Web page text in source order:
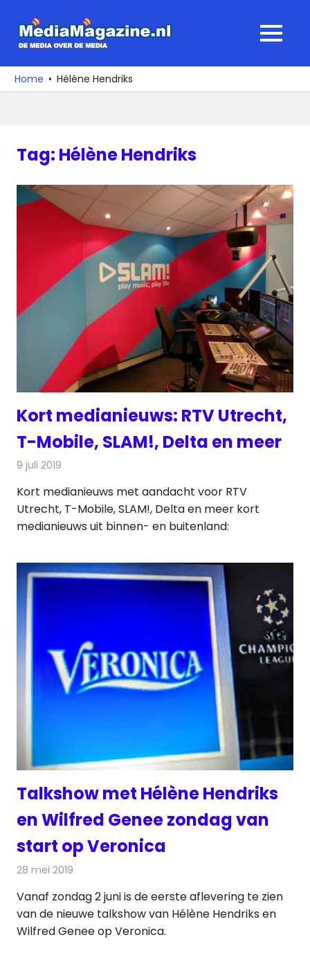
naar
media
over
MENU
Home Hélène Hendriks
Tag: Hélène Hendriks
Kort medianieuws: RTV Utrecht,
T-Mobile, SLAM!, Delta en meer
9 juli 2019
Kort medianieuws met aandacht voor RTV
Utrecht, T-Mobile, SLAM!, Delta en meer kort
medianieuws uit binnen- en buitenland:
Talkshow met Hélène Hendriks
en Wilfred Genee zondag van
start op Veronica
28 mei 2019
Vanaf zondag 2 juni is de eerste aflevering te zien
van de nieuwe talkshow van Hélène Hendriks en
Wilfred Genee op Veronica.